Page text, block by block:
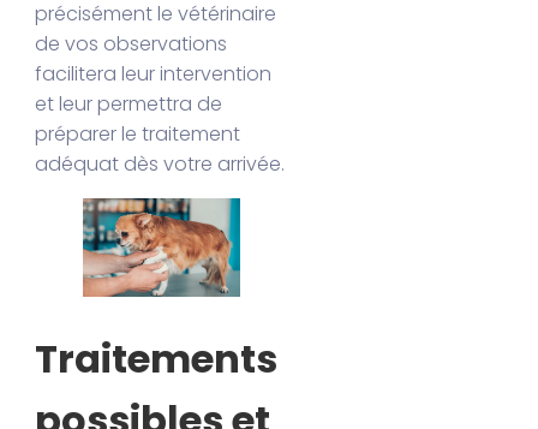
précisément le vétérinaire
de vos observations
facilitera leur intervention
et leur permettra de
préparer le traitement
adéquat dès votre arrivée.
Traitements